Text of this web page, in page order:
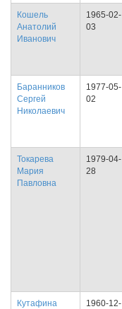
Кошель
Анатолий
Иванович
1965-02-
03
Баранников
Сергей
Николаевич
1977-05-
02
Токарева
Мария
Павловна
1979-04-
28
Кутафина
1960-12-